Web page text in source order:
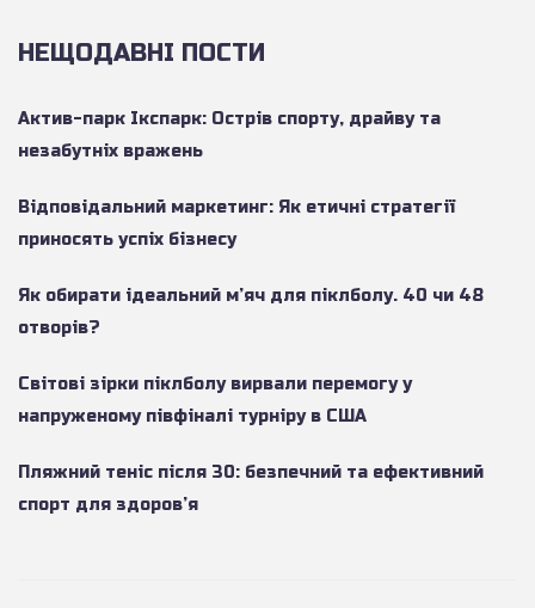
НЕЩОДАВНІ ПОСТИ
Актив-парк Ікспарк: Острів спорту, драйву та
незабутніх вражень
Відповідальний маркетинг: Як етичні стратегії
приносять успіх бізнесу
Як обирати ідеальний м’яч для піклболу. 40 чи 48
отворів?
Світові зірки піклболу вирвали перемогу у
напруженому півфіналі турніру в США
Пляжний теніс після 30: безпечний та ефективний
спорт для здоров’я